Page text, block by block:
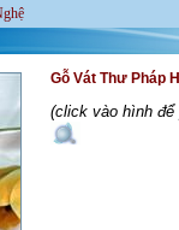
Gỗ Vát Thư Pháp
(click vào hình để